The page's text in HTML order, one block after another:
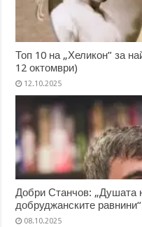
Топ 10 на „Хеликон” за
12 октомври)
12.10.2025
Добри Станчов: „Душата
добруджанските равнини“
08.10.2025